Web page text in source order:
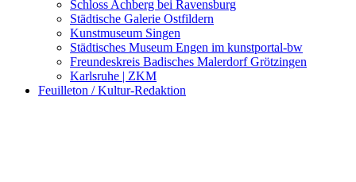
Schloss Achberg bei Ravensburg
Städtische Galerie Ostfildern
Kunstmuseum Singen
Städtisches Museum Engen im kunstportal-bw
Freundeskreis Badisches Malerdorf Grötzingen
Karlsruhe | ZKM
Feuilleton / Kultur-Redaktion